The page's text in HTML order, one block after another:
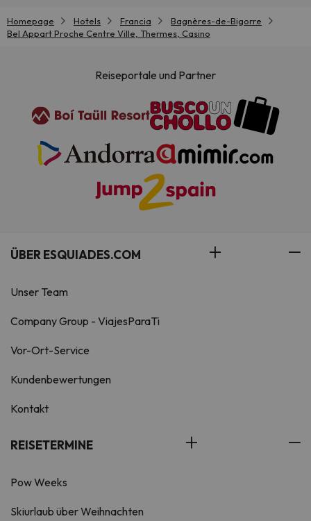
Homepage Hotels Francia
Bagnères-de-Bigorre
Bel Appart Proche Centre Ville, Thermes, Casino
Reiseportale und Partner
ÜBER ESQUIADES.COM
Unser Team
Company Group - ViajesParaTi
Vor-Ort-Service
Kundenbewertungen
Kontakt
REISETERMINE
Pow Weeks
Skiurlaub über Weihnachten